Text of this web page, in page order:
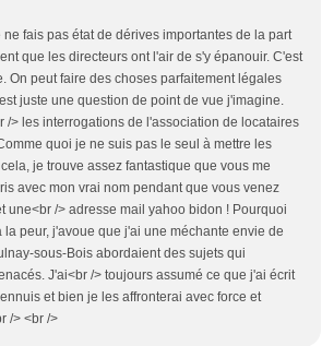
fais pas état de dérives importantes de la part
que les directeurs ont l'air de s'y épanouir. C'est
On peut faire des choses parfaitement légales
juste une question de point de vue j'imagine.
/> les interrogations de l'association de locataires
quoi je ne suis pas le seul à mettre les
je trouve assez fantastique que vous me
avec mon vrai nom pendant que vous venez
une<br /> adresse mail yahoo bidon ! Pourquoi
peur, j'avoue que j'ai une méchante envie de
sous-Bois abordaient des sujets qui
J'ai<br /> toujours assumé ce que j'ai écrit
et bien je les affronterai avec force et
/> <br />